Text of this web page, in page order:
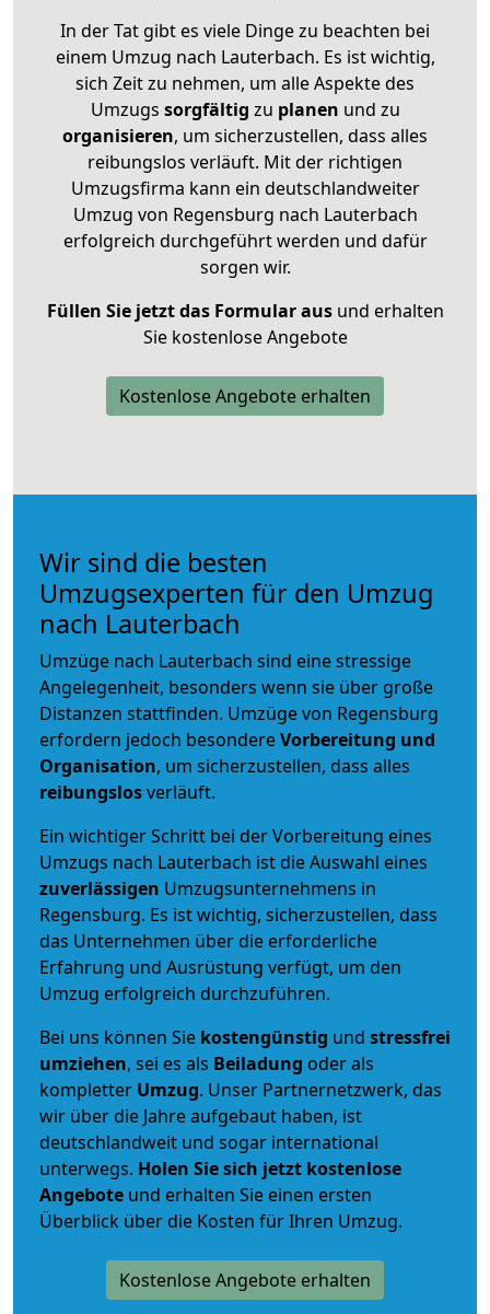
In der Tat gibt es viele Dinge zu beachten bei
einem Umzug nach Lauterbach. Es ist wichtig,
sich Zeit zu nehmen, um alle Aspekte des
Umzugs sorgfältig zu planen und zu
organisieren, um sicherzustellen, dass alles
reibungslos verläuft. Mit der richtigen
Umzugsfirma kann ein deutschlandweiter
Umzug von Regensburg nach Lauterbach
erfolgreich durchgeführt werden und dafür
sorgen wir.
Füllen Sie jetzt das Formular ausund erhalten
Sie kostenlose Angebote
Kostenlose Angebote erhalten
Wir sind die besten
Umzugsexperten für den Umzug
nach Lauterbach
Umzüge nach Lauterbach sind eine stressige
Angelegenheit, besonders wenn sie über große
Distanzen stattfinden. Umzüge von Regensburg
erfordern jedoch besondereVorbereitung und
Organisation, um sicherzustellen, dass alles
reibungslosverläuft.
Ein wichtiger Schritt bei der Vorbereitung eines
Umzugs nach Lauterbach ist die Auswahl eines
zuverlässigen Umzugsunternehmens in
Regensburg. Es ist wichtig, sicherzustellen, dass
das Unternehmen über die erforderliche
Erfahrung und Ausrüstung verfügt, um den
Umzug erfolgreich durchzuführen.
Bei uns können Sie kostengünstig und stressfrei
umziehen, sei es als Beiladung oder als
kompletter Umzug. Unser Partnernetzwerk, das
wir über die Jahre aufgebaut haben, ist
deutschlandweit und sogar international
unterwegs. Holen Sie sich jetzt kostenlose
Angebote und erhalten Sie einen ersten
Überblick über die Kosten für Ihren Umzug.
Kostenlose Angebote erhalten